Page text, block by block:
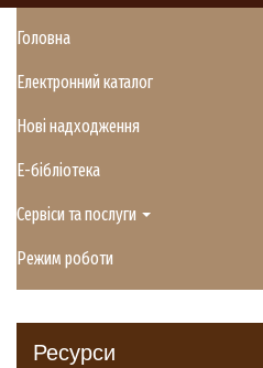
Головна
Електронний каталог
Нові надходження
E-бібліотека
Сервіси та послуги
Режим роботи
Ресурси